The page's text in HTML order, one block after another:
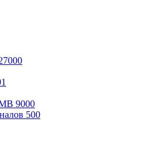
9000
500